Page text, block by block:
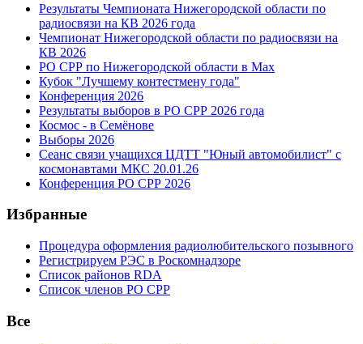
Результаты Чемпионата Нижегородской области по
радиосвязи на КВ 2026 года
Чемпионат Нижегородской области по радиосвязи на
КВ 2026
РО СРР по Нижегородской области в Max
Кубок "Лучшему контестмену года"
Конференция 2026
Результаты выборов в РО СРР 2026 года
Космос - в Семёнове
Выборы 2026
Сеанс связи учащихся ЦДТТ "Юный автомобилист" с
космонавтами МКС 20.01.26
Конференция РО СРР 2026
Избранные
Процедура оформления радиолюбительского позывного
Регистрируем РЭС в Роскомнадзоре
Список районов RDA
Список членов РО СРР
Все